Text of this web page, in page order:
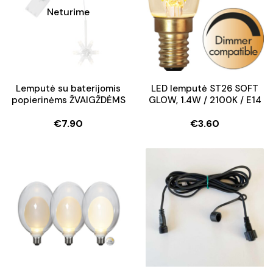
Neturime
Lemputė su baterijomis
popierinėms ŽVAIGŽDĖMS
€7.90
LED lemputė ST26 SOFT
GLOW, 1.4W / 2100K / E14
€3.60